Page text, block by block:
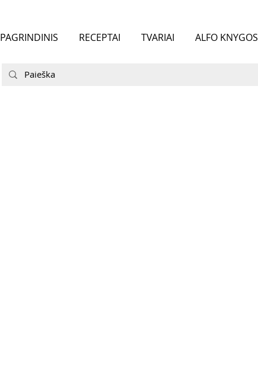
PAGRINDINIS RECEPTAI TVARIAI ALFO KNYGOS